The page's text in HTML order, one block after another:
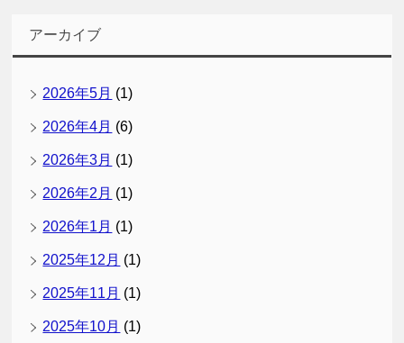
アーカイブ
2026年5月 (1)
2026年4月 (6)
2026年3月 (1)
2026年2月 (1)
2026年1月 (1)
2025年12月 (1)
2025年11月 (1)
2025年10月 (1)